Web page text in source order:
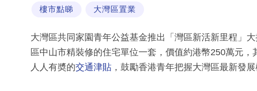
樓市點睇 大灣區置業
大灣區共同家園青年公益基金推出「灣區新活新里程」
區中山市精裝修的住宅單位一套，價值約港幣250萬元
人人有奬的交通津貼 ，鼓勵香港青年把握大灣區最新發